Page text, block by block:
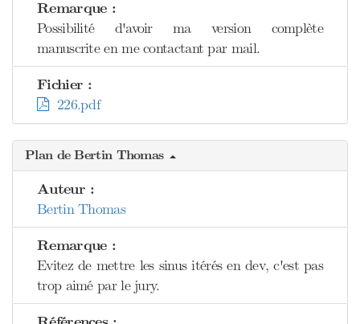
Remarque :
Possibilité d'avoir ma version complète
manuscrite en me contactant par mail.
Fichier :
226.pdf
Plan de Bertin Thomas
Auteur :
Bertin Thomas
Remarque :
Evitez de mettre les sinus itérés en dev, c'est pas
trop aimé par le jury.